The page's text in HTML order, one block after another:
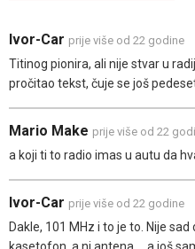
Ivor-Car prije više od 22 godine
Titinog pionira, ali nije stvar u
pročitao tekst, čuje se još
Mario Make prije više od 22
a koji ti to radio imas u autu da
Ivor-Car prije više od 22 godine
Dakle, 101 MHz i to je to. Nije